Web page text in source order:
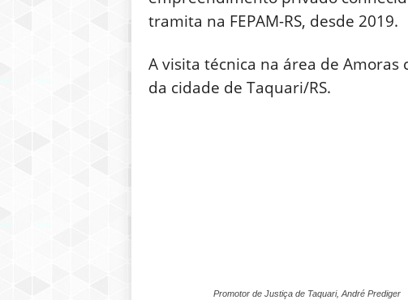
tramita na FEPAM-RS, desde 2019.
A visita técnica na área de
da cidade de Taquari/RS.
Promotor de Justiça de Taquari, André Prediger